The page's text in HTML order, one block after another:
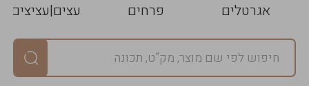
אגרטלים פרחים עצים|עציצים
במארז